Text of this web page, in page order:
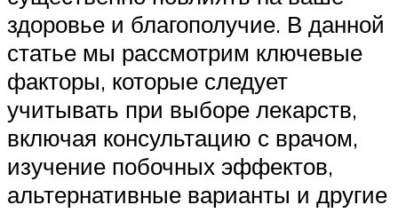
здоровье и благополучие. В данной
статье мы рассмотрим ключевые
факторы, которые следует
учитывать при выборе лекарств,
включая консультацию с врачом,
изучение побочных эффектов,
альтернативные варианты и другие